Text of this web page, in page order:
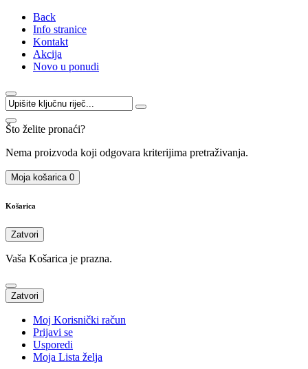
Back
Info stranice
Kontakt
Akcija
Novo u ponudi
Što želite pronaći?
Nema proizvoda koji odgovara kriterijima pretraživanja.
Moja košarica 0
Košarica
Zatvori
Vaša Košarica je prazna.
Zatvori
Moj Korisnički račun
Prijavi se
Usporedi
Moja Lista želja